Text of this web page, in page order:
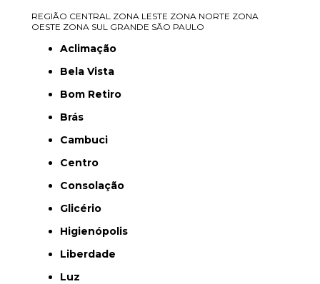
REGIÃO CENTRAL ZONA LESTE ZONA NORTE ZONA
OESTE ZONA SUL GRANDE SÃO PAULO
Aclimação
Bela Vista
Bom Retiro
Brás
Cambuci
Centro
Consolação
Glicério
Higienópolis
Liberdade
Luz